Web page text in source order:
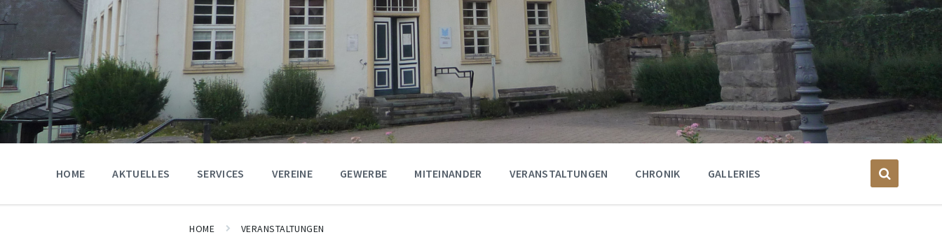
HOME AKTUELLES SERVICES VEREINE GEWERBE MITEINANDER VERANSTALTUNGEN CHRONIK GALLERIES
HOME VERANSTALTUNGEN